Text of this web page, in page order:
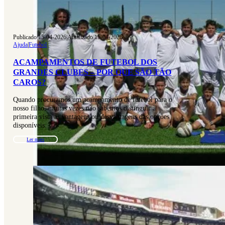
Publicado 15-04-2026|Atualizado 15-04-2026
Ajuda|Futebol
ACAMPAMENTOS DE FUTEBOL DOS
GRANDES CLUBES – POR QUE SÃO TÃO
CAROS?
Quando procuramos um acampamento de futebol para o
nosso filho, muitas vezes não sabemos distinguir à
primeira vista as vantagens ou desvantagens das opções
disponíveis…
Ler mais